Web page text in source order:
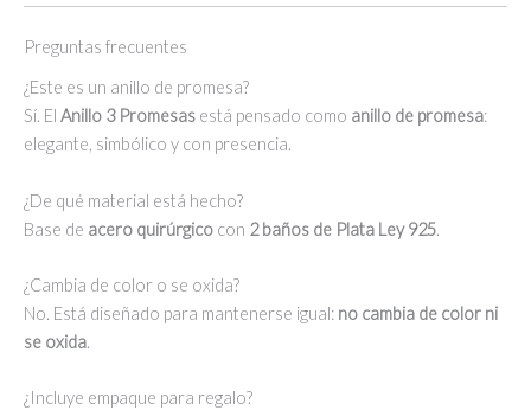
Preguntas frecuentes
¿Este es un anillo de promesa?
Sí. El Anillo 3 Promesas está pensado como anillo de promesa:
elegante, simbólico y con presencia.
¿De qué material está hecho?
Base de acero quirúrgico con 2 baños de Plata Ley 925.
¿Cambia de color o se oxida?
No. Está diseñado para mantenerse igual: no cambia de color ni
se oxida.
¿Incluye empaque para regalo?